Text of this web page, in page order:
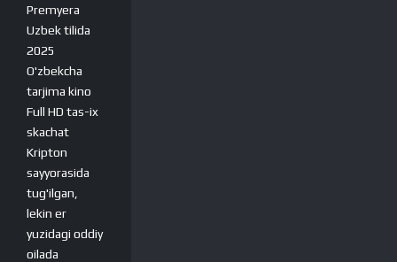
Premyera
Uzbek tilida
2025
O'zbekcha
tarjima kino
Full HD tas-ix
skachat
Kripton
sayyorasida
tug'ilgan,
lekin er
yuzidagi oddiy
oilada